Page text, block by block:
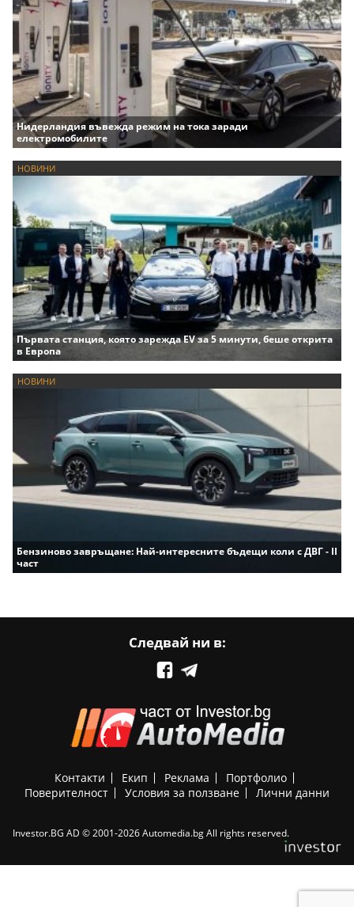
Нидерландия въвежда режим на тока заради
електромобилите
НОВИНИ
Първата станция, която зарежда EV за 5 минути, беше открита
в Европа
НОВИНИ
Бензиново завръщане: Най-интересните бъдещи коли с ДВГ - II
част
Следвай ни в:
Контакти Екип Реклама
Портфолио
Поверителност
Условия за ползване Лични данни
Investor.BG AD © 2001-2026 Automedia.bg All rights reserved.